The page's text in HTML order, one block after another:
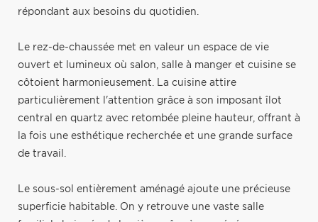
répondant aux besoins du quotidien.
Le rez-de-chaussée met en valeur un espace de vie
ouvert et lumineux où salon, salle à manger et cuisine se
côtoient harmonieusement. La cuisine attire
particulièrement l'attention grâce à son imposant îlot
central en quartz avec retombée pleine hauteur, offrant à
la fois une esthétique recherchée et une grande surface
de travail.
Le sous-sol entièrement aménagé ajoute une précieuse
superficie habitable. On y retrouve une vaste salle